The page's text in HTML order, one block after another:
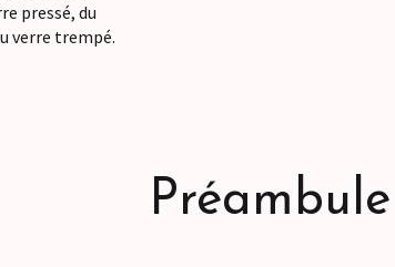
pressé, du
verre trempé.